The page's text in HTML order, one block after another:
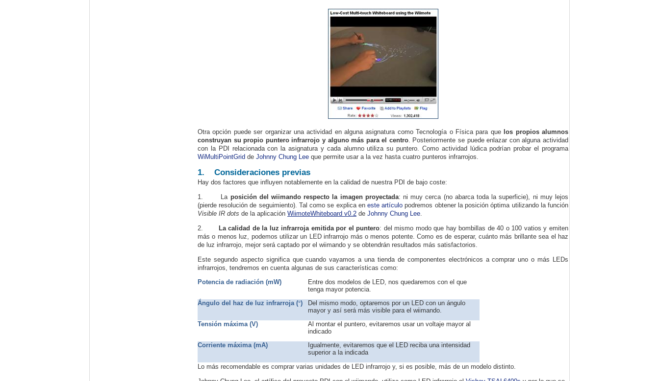
Otra opción puede ser organizar una actividad en alguna asignatura como Tecnología o Física para que los propios alumnos
construyan su propio puntero infrarrojo y alguno más para el centro. Posteriormente se puede enlazar con alguna actividad
con la PDI relacionada con la asignatura y cada alumno utiliza su puntero. Como actividad lúdica podrían probar el programa
WiMultiPointGrid de Johnny Chung Lee que permite usar a la vez hasta cuatro punteros infrarrojos.
1. Consideraciones previas
Hay dos factores que influyen notablemente en la calidad de nuestra PDI de bajo coste:
1.
La posición del wiimando respecto la imagen proyectada: ni muy cerca (no abarca toda la superficie), ni muy lejos
(pierde resolución de seguimiento). Tal como se explica en este artículopodremos obtener la posición óptima utilizando la función
Visible IR dots  de la aplicación WiimoteWhiteboard v0.2 de Johnny Chung Lee.
2.
La calidad de la luz infrarroja emitida por el puntero: del mismo modo que hay bombillas de 40 o 100 vatios y emiten
más o menos luz, podemos utilizar un LED infrarrojo más o menos potente. Como es de esperar, cuánto más brillante sea el haz
de luz infrarrojo, mejor será captado por el wiimando y se obtendrán resultados más satisfactorios.
Este segundo aspecto significa que cuando vayamos a una tienda de componentes electrónicos a comprar uno o más LEDs
infrarrojos, tendremos en cuenta algunas de sus características como:
Potencia de radiación (mW)
Entre dos modelos de LED, nos quedaremos con el que
tenga mayor potencia.
Ángulo del haz de luz infrarroja (°)
Del mismo modo, optaremos por un LED con un ángulo
mayor y así será más visible para el wiimando.
Tensión máxima (V)
Al montar el puntero, evitaremos usar un voltaje mayor al
indicado
Corriente máxima (mA)
Igualmente, evitaremos que el LED reciba una intensidad
superior a la indicada
Lo más recomendable es comprar varias unidades de LED infrarrojo y, si es posible, más de un modelo distinto.